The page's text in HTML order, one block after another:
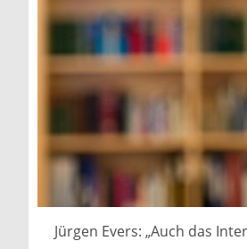
Jürgen Evers: „Auch das